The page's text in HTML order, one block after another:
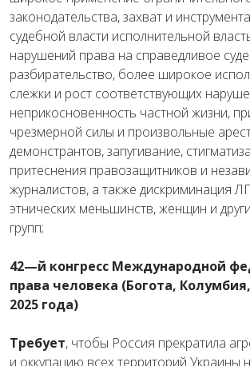
законодательства,захват и
судебной власти исполнительной
нарушений права на справедливое
разбирательство, более широкое
слежки и рост соответствующих
неприкосновенность частной жизни,
чрезмерной силы и произвольные
демонстрантов,запугивание,
притеснения правозащитников и
журналистов, а также дискриминация
этнических меньшинств,женщин и
групп;
42—й конгресс Международной
права человека (Богота, Колумбия,
2025 года)
Требует, чтобы Россия прекратила
и оккупацию всехтерриторий Украины